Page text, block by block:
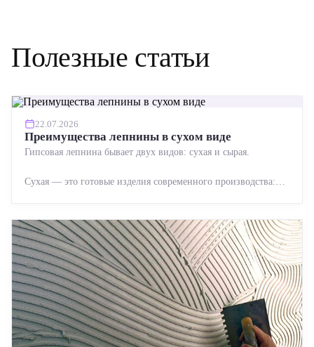
Полезные статьи
22.07.2026
Преимущества лепнины в сухом виде
Гипсовая лепнина бывает двух видов: сухая и сырая.
Сухая — это готовые изделия современного производства: